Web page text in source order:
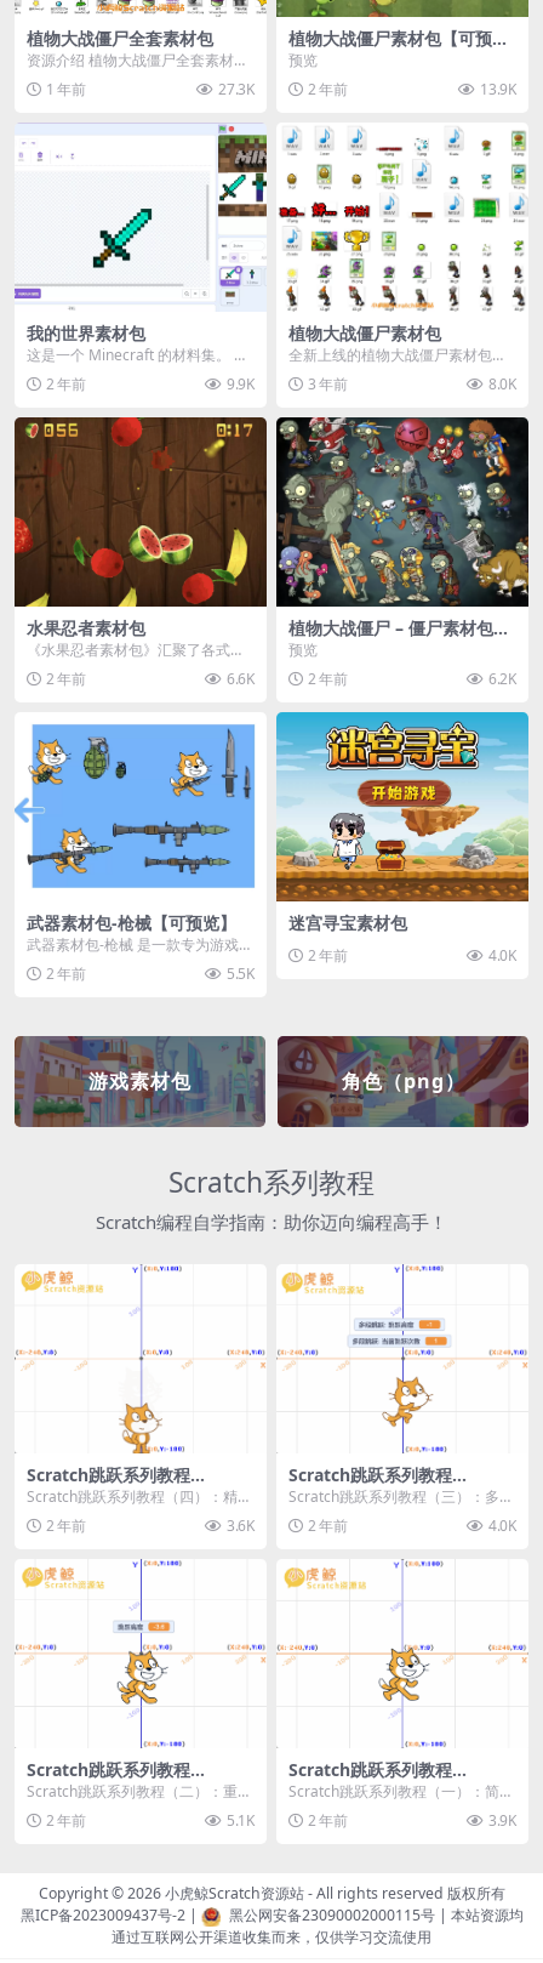
植物大战僵尸全套素材包
资源介绍 植物大战僵尸全套素材
包，包含227个丰富多样的素材，
涵盖角色、背景、动...
1 年前 27.3K
植物大战僵尸素材包【可预
览】
预览
2 年前
13.9K
我的世界素材包
这是一个 Minecraft 的材料集。 操
作方法如下： 工具 → 右箭头 怪物...
2 年前 9.9K
植物大战僵尸素材包
全新上线的植物大战僵尸素材包，
内含48个精选资源，涵盖角色、场
景、音效等多样内容...
3 年前 8.0K
水果忍者素材包
《水果忍者素材包》汇聚了各式鲜
美诱人的水果图像与清脆悦耳的切
割音效，专为追求极致...
2 年前 6.6K
植物大战僵尸 – 僵尸素材包
【可预览】
预览
2 年前
6.2K
武器素材包-枪械【可预览】
武器素材包-枪械 是一款专为游戏开
发者和创作者设计的素材包，包含
多种高质量的枪械...
2 年前 5.5K
迷宫寻宝素材包
2 年前 4.0K
游戏素材包 角色（png）
Scratch系列教程
Scratch编程自学指南：助你迈向编程高手！
Scratch跳跃系列教程
（四）：精准着陆
Scratch跳跃系列教程（四）：精准
着陆 作者：小虎鲸Scratch资源站
... 2 年前 3.6K
Scratch跳跃系列教程
（三）：多段跳跃
Scratch跳跃系列教程（三）：多段
跳跃 作者：小虎鲸Scratch资源站
连...2 年前 4.0K
Scratch跳跃系列教程
（二）：重力跳跃
Scratch跳跃系列教程（二）：重力
跳跃 作者：小虎鲸Scratch资源站
按...2 年前 5.1K
Scratch跳跃系列教程
（一）：简单跳跃
Scratch跳跃系列教程（一）：简单
跳跃 作者：小虎鲸Scratch资源站
按...2 年前 3.9K
Copyright © 2026小虎鲸Scratch资源站- All rights reserved 版权所有
黑ICP备2023009437号-2| 黑公网安备23090002000115号| 本站资源均
通过互联网公开渠道收集而来，仅供学习交流使用